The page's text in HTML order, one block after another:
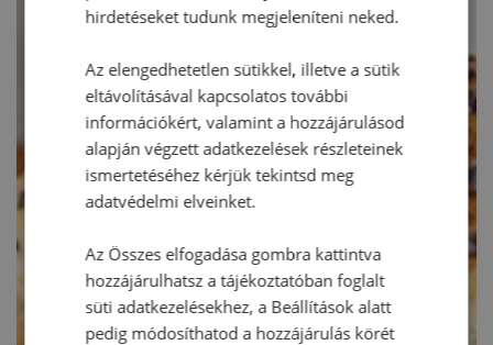
hirdetéseket tudunk megjeleníteni neked.
Az elengedhetetlen sütikkel, illetve a sütik
eltávolításával kapcsolatos további
információkért, valamint a hozzájárulásod
alapján végzett adatkezelések részleteinek
ismertetéséhez kérjük tekintsd meg
adatvédelmi elveinket.
Az Összes elfogadása gombra kattintva
hozzájárulhatsz a tájékoztatóban foglalt
süti adatkezelésekhez, a Beállítások alatt
pedig módosíthatod a hozzájárulás körét